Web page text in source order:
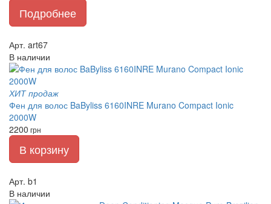
Подробнее
Арт. art67
В наличии
ХИТ продаж
Фен для волос BaByliss 6160INRE Murano Compact Ionic
2000W
2200 грн
В корзину
Арт. b1
В наличии